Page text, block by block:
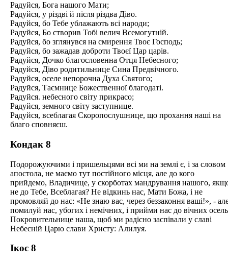
Радуйся, Бога нашого Мати;
Радуйся, у різдві й після різдва Діво.
Радуйся, бо Тебе ублажають всі народи;
Радуйся, Бо створив Тобі велич Всемогутній.
Радуйся, бо зглянувся на смирення Твоє Господь;
Радуйся, бо зажадав доброти Твоєї Цар царів.
Радуйся, Дочко благословенна Отця Небесного;
Радуйся, Діво родитильнице Сина Предвічного.
Радуйся, оселе непорочна Духа Святого;
Радуйся, Таємнице Божественної благодаті.
Радуйся. небесного світу прикрасо;
Радуйся, земного світу заступнице.
Радуйся, всеблагая Скоропослушнице, що прохання наші на
благо сповняєш.
Кондак 8
Подорожуючими і пришельцями всі ми на землі є, і за словом
апостола, не маємо тут постійного місця, але до кого
прийдемо, Владичице, у скорботах мандрування нашого,
не до Тебе, Всеблагая? Не відкинь нас, Мати Божа, і не
промовляй до нас: «Не знаю вас, через беззаконня ваші!», -
помилуй нас, убогих і немічних, і прийми нас до вічних
Покровительнице наша, щоб ми радісно заспівали у славі
Небесній Царю слави Христу: Алилуя.
Ікос 8